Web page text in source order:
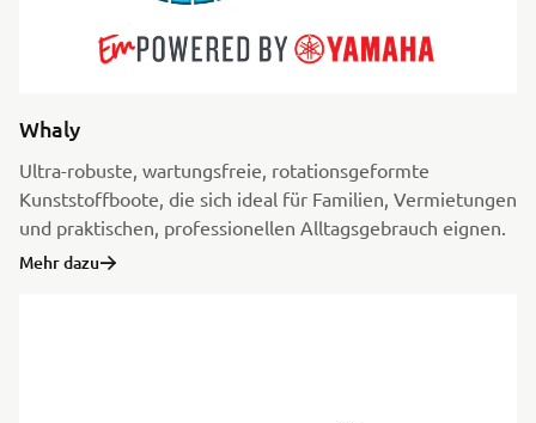
Whaly
Ultra-robuste, wartungsfreie, rotationsgeformte
Kunststoffboote, die sich ideal für Familien, Vermietungen
und praktischen, professionellen Alltagsgebrauch eignen.
Mehr dazu